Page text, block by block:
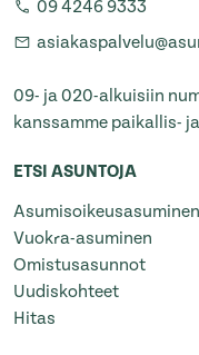
09 4246 9333
09- ja 020-alkuisiin
kanssamme paikallis-
ETSI ASUNTOJA
Asumisoikeusasuminen
Vuokra-asuminen
Omistusasunnot
Uudiskohteet
Hitas